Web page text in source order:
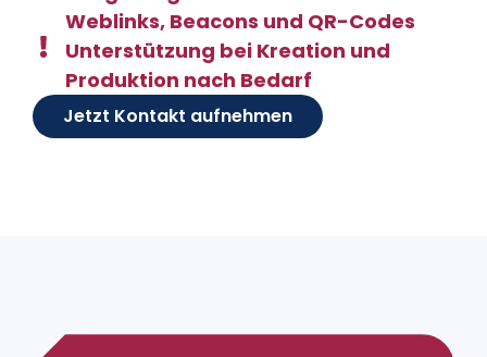
Weblinks, Beacons und QR-Codes
Unterstützung bei Kreation und
Produktion nach Bedarf
Jetzt Kontakt aufnehmen